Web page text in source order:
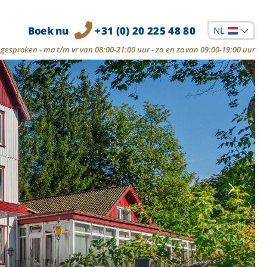
Boek nu +31 (0) 20 225 48 80 NL
- ma t/m vr van 08:00-21:00 uur - za en zo van 09:00-19:00 uur